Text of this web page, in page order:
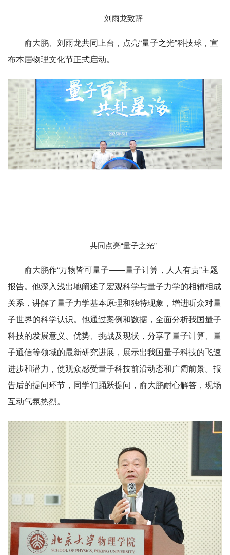
刘雨龙致辞
俞大鹏、刘雨龙共同上台，点亮“量子之光”科技球，宣
布本届物理文化节正式启动。
共同点亮“量子之光”
俞大鹏作“万物皆可量子——量子计算，人人有责”主题
报告。他深入浅出地阐述了宏观科学与量子力学的相辅相成
关系，讲解了量子力学基本原理和独特现象，增进听众对量
子世界的科学认识。他通过案例和数据，全面分析我国量子
科技的发展意义、优势、挑战及现状，分享了量子计算、量
子通信等领域的最新研究进展，展示出我国量子科技的飞速
进步和潜力，使观众感受量子科技前沿动态和广阔前景。报
告后的提问环节，同学们踊跃提问，俞大鹏耐心解答，现场
互动气氛热烈。